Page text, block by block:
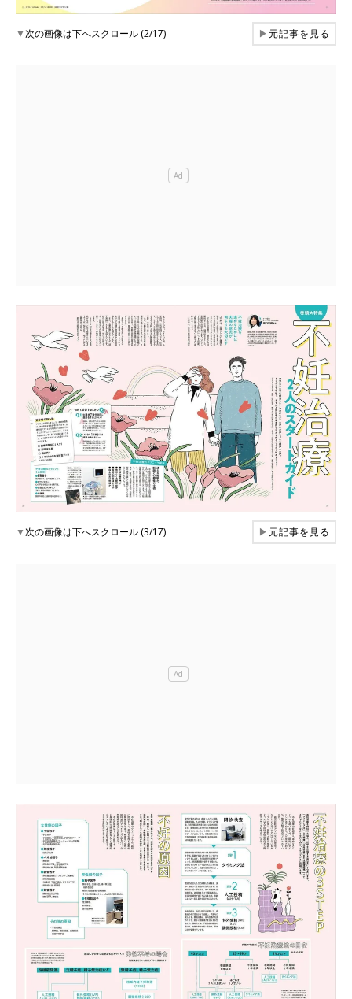
▼次の画像は下へスクロール (2/17) ▶元記事を見る
▼次の画像は下へスクロール (3/17) ▶元記事を見る